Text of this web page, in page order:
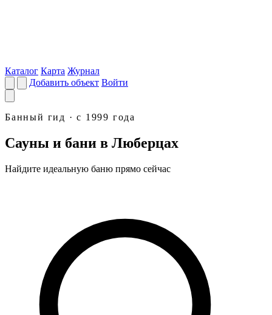
Каталог Карта Журнал
Добавить объект Войти
Банный гид · с 1999 года
Сауны и бани в Люберцах
Найдите идеальную баню прямо сейчас